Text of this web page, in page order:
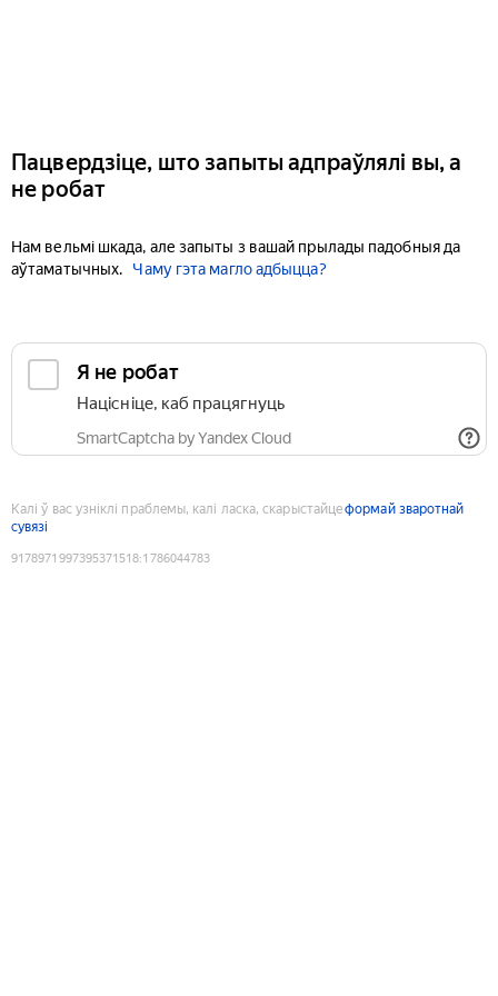
Пацвердзіце, што запыты адпраўлялі вы, а
не робат
Нам вельмі шкада, але запыты з вашай прылады падобныя да
аўтаматычных.
Чаму гэта магло адбыцца?
Я не робат
Націсніце, каб працягнуць
SmartCaptcha by Yandex Cloud
Калі ў вас узніклі праблемы, калі ласка, скарыстайцеформай зваротнай
сувязі
9178971997395371518:1786044783